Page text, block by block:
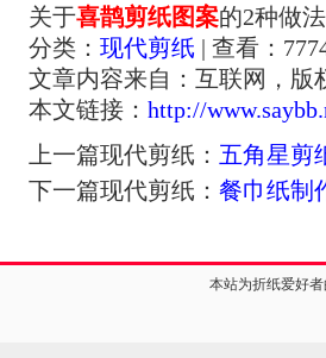
关于喜鹊剪纸图案的2种做法
分类： 现代剪纸 | 查看：
文章内容来自：互联网，版
本文链接： http://
上一篇现代剪纸： 五角星剪
下一篇现代剪纸： 餐巾纸制
本站为折纸爱好